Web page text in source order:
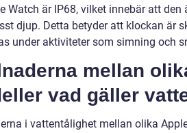
Watch är IP68, vilket innebär att
djup. Detta betyder att klockan är
under aktiviteter som simning och
mellan
vad gäller
i vattentålighet mellan olika